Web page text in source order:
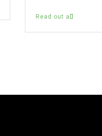
Read out all